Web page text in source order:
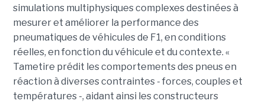
simulations multiphysiques complexes destinées à
mesurer et améliorer la performance des
pneumatiques de véhicules de F1, en conditions
réelles, en fonction du véhicule et du contexte. «
Tametire prédit les comportements des pneus en
réaction à diverses contraintes - forces, couples et
températures -, aidant ainsi les constructeurs